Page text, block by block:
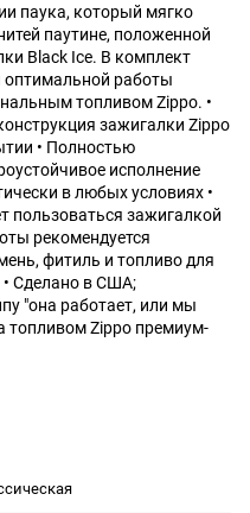
паука, который мягко
паутине, положенной
Black Ice. В комплект
оптимальной работы
топливом Zippo. •
зажигалки Zippo
• Полностью
исполнение
в любых условиях •
пользоваться зажигалкой
рекомендуется
фитиль и топливо для
Сделано в США;
"она работает, или мы
топливом Zippo премиум-